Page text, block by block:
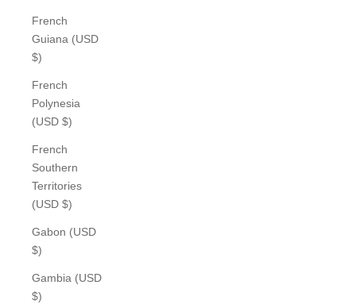
French
Guiana (USD
$)
French
Polynesia
(USD $)
French
Southern
Territories
(USD $)
Gabon (USD
$)
Gambia (USD
$)